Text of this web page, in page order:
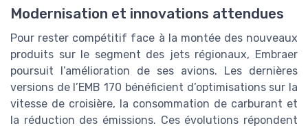
Modernisation et innovations attendues
Pour rester compétitif face à la montée des nouveaux
produits sur le segment des jets régionaux, Embraer
poursuit l’amélioration de ses avions. Les dernières
versions de l’EMB 170 bénéficient d’optimisations sur la
vitesse de croisière, la consommation de carburant et
la réduction des émissions. Ces évolutions répondent